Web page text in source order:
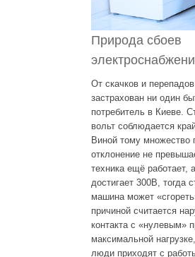
Природа сбоев
От скачков и
застрахован ни один
потребитель в Киеве.
вольт соблюдается
Виной тому множество
отклонение не
техника ещё работает,
достигает 300В, тогда
машина может
причиной считается
контакта с «нулевым»
максимальной
люди приходят с